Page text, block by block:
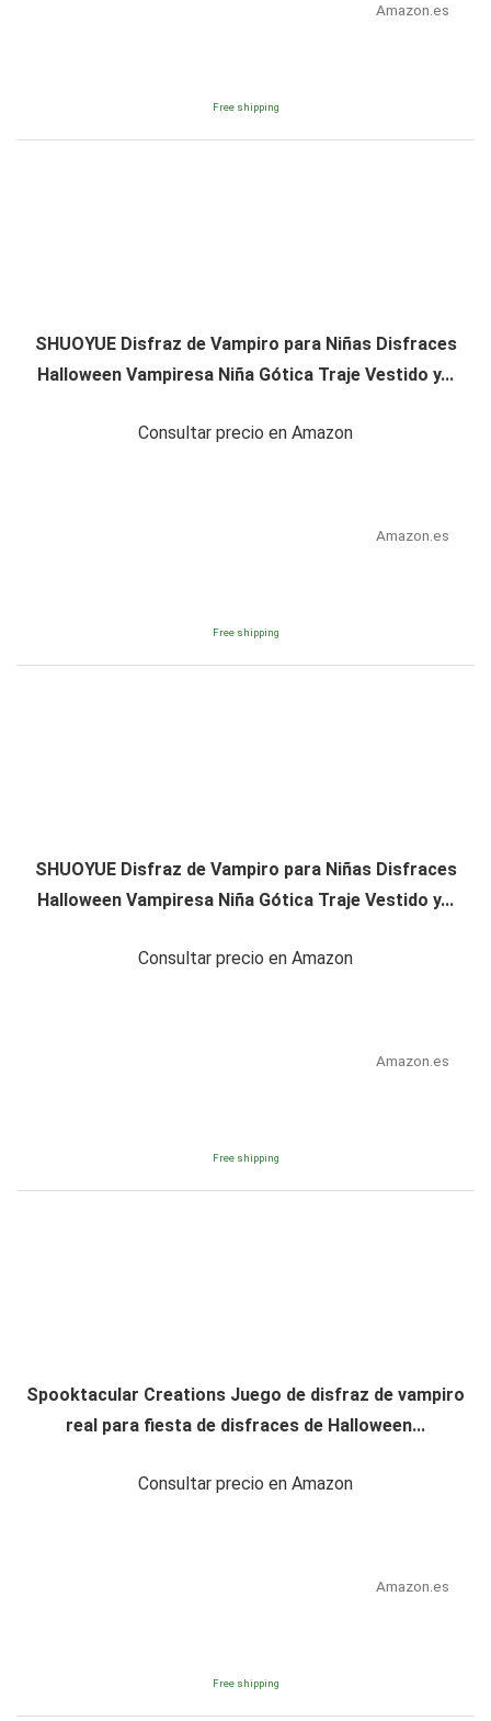
Amazon.es
Free shipping
SHUOYUE Disfraz de Vampiro para Niñas Disfraces
Halloween Vampiresa Niña Gótica Traje Vestido y...
Consultar precio en Amazon
Amazon.es
Free shipping
SHUOYUE Disfraz de Vampiro para Niñas Disfraces
Halloween Vampiresa Niña Gótica Traje Vestido y...
Consultar precio en Amazon
Amazon.es
Free shipping
Spooktacular Creations Juego de disfraz de vampiro
real para fiesta de disfraces de Halloween...
Consultar precio en Amazon
Amazon.es
Free shipping